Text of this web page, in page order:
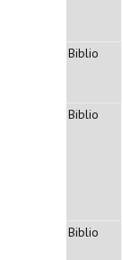
Biblio
Biblio
Biblio